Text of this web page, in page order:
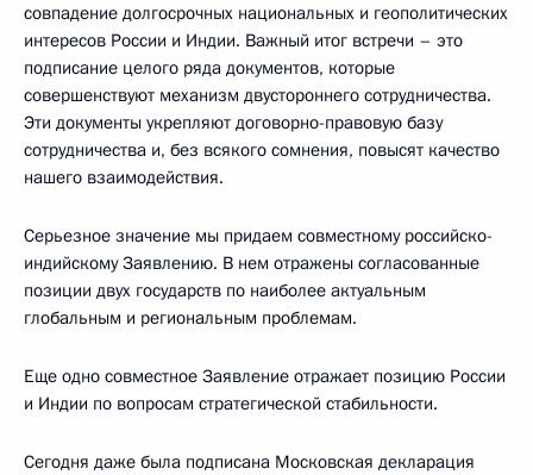
совпадение долгосрочных национальных и геополитических
интересов России и Индии. Важный итог встречи – это
подписание целого ряда документов, которые
совершенствуют механизм двустороннего сотрудничества.
Эти документы укрепляют договорно-правовую базу
сотрудничества и, без всякого сомнения, повысят качество
нашего взаимодействия.
Серьезное значение мы придаем совместному российско-
индийскому Заявлению. В нем отражены согласованные
позиции двух государств по наиболее актуальным
глобальным и региональным проблемам.
Еще одно совместное Заявление отражает позицию России
и Индии по вопросам стратегической стабильности.
Сегодня даже была подписана Московская декларация